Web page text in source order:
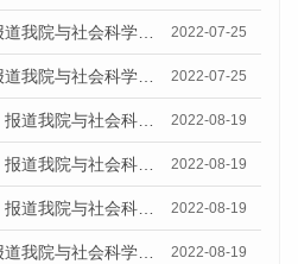
7月20日《广州日报》报道我院与社会科学文献出版社联合发布《广州蓝皮书：广州城乡融合发展报告(2022)》的媒体文章 2022-07-25
7月19日《广州日报》报道我院与社会科学文献出版社联合发布《广州蓝皮书：广州城乡融合发展报告(2022)》的媒体采访 2022-07-25
8月17日《中国新闻网》报道我院与社会科学文献出版社联合发布的《广州蓝皮书：广州经济发展报告（2022）》的媒体文章 2022-08-19
8月17日《中国发展网》报道我院与社会科学文献出版社联合发布的《广州蓝皮书：广州经济发展报告（2022）》的媒体文章 2022-08-19
8月17日《中国发展网》报道我院与社会科学文献出版社联合发布的《广州蓝皮书：广州经济发展报告（2022）》的媒体文章 2022-08-19
8月19日《南方日报》报道我院与社会科学文献出版社联合发布的《广州蓝皮书：广州经济发展报告（2022）》的媒体文章 2022-08-19